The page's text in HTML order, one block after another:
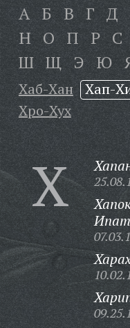
А Б В Г Д
Н О П Р С
Ш Щ Э Ю
Хаб-Хан Хап-
Хро-Хух
Х